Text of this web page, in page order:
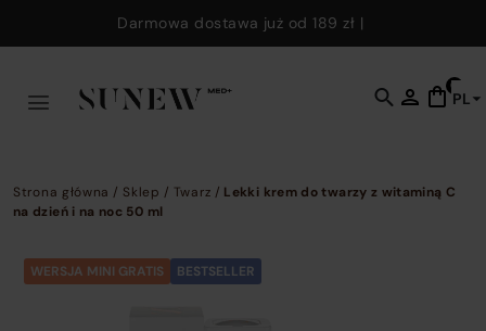
Darmowa dostawa już od 189 zł |
0
PL
Strona główna / Sklep / Twarz / Lekki krem do twarzy z witaminą C
na dzień i na noc 50 ml
WERSJA MINI GRATIS BESTSELLER